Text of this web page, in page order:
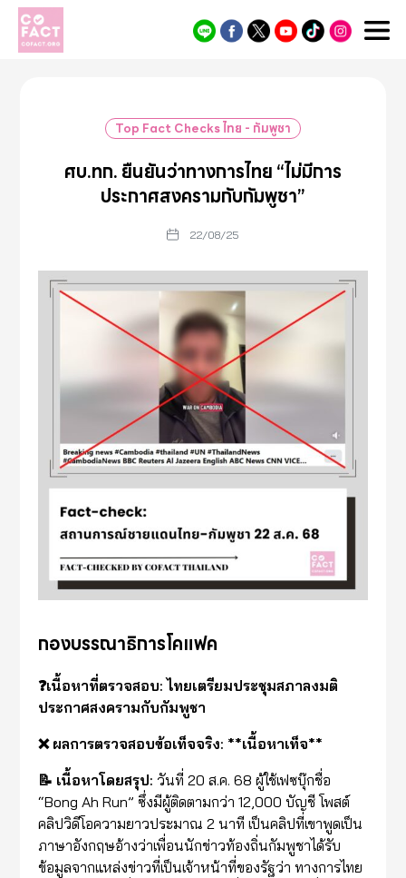
Cofact
Top Fact Checks ไทย - กัมพูชา
ศบ.ทก. ยืนยันว่าทางการไทย “ไม่มีการ
ประกาศสงครามกับกัมพูชา”
22/08/25
กองบรรณาธิการโคแฟค
❓เนื้อหาที่ตรวจสอบ: ไทยเตรียมประชุมสภาลงมติ
ประกาศสงครามกับกัมพูชา
❌ ผลการตรวจสอบข้อเท็จจริง: **เนื้อหาเท็จ**
📝 เนื้อหาโดยสรุป: วันที่ 20 ส.ค. 68 ผู้ใช้เฟซบุ๊กชื่อ
“Bong Ah Run” ซึ่งมีผู้ติดตามกว่า 12,000 บัญชี โพสต์
คลิปวิดีโอความยาวประมาณ 2 นาที เป็นคลิปที่เขาพูดเป็น
ภาษาอังกฤษอ้างว่าเพื่อนนักข่าวท้องถิ่นกัมพูชาได้รับ
ข้อมูลจากแหล่งข่าวที่เป็นเจ้าหน้าที่ของรัฐว่า ทางการไทย